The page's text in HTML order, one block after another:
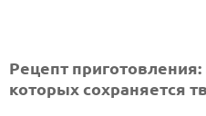
Рецепт
которых сохраняется